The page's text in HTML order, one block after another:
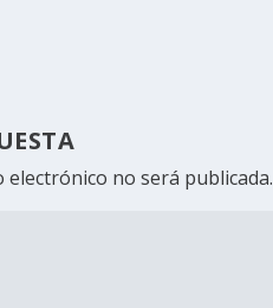
electrónico no será publicada.